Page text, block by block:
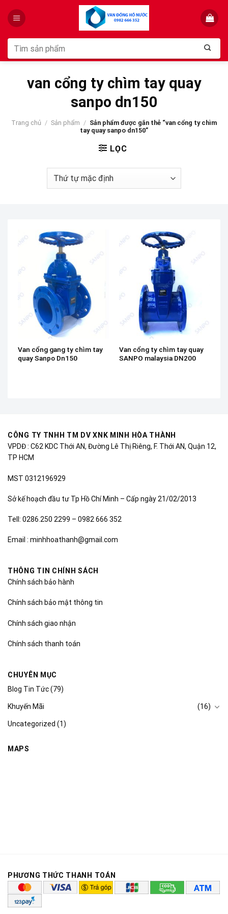
Tìm
kiếm:
van cổng ty chìm tay quay
sanpo dn150
Trang chủ / Sản phẩm / Sản phẩm được gắn thẻ “van cổng ty chìm
tay quay sanpo dn150”
LỌC
Van cổng gang ty chìm tay
quay Sanpo Dn150
Van cổng ty chìm tay quay
SANPO malaysia DN200
CÔNG TY TNHH TM DV XNK MINH HÒA THÀNH
VPDĐ : C62 KDC Thới AN, Đường Lê Thị Riêng, F. Thới AN, Quận 12,
TP HCM
MST 0312196929
Sở kế hoạch đầu tư Tp Hồ Chí Minh – Cấp ngày 21/02/2013
Tell: 0286.250 2299 – 0982 666 352
Email : minhhoathanh@gmail.com
THÔNG TIN CHÍNH SÁCH
Chính sách bảo hành
Chính sách bảo mật thông tin
Chính sách giao nhận
Chính sách thanh toán
CHUYÊN MỤC
Blog Tin Tức(79)
Khuyến Mãi (16)
Uncategorized (1)
MAPS
PHƯƠNG THỨC THANH TOÁN